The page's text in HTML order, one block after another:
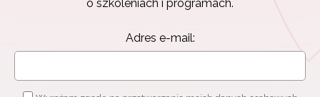
o szkoleniach i programach.
Adres e-mail: